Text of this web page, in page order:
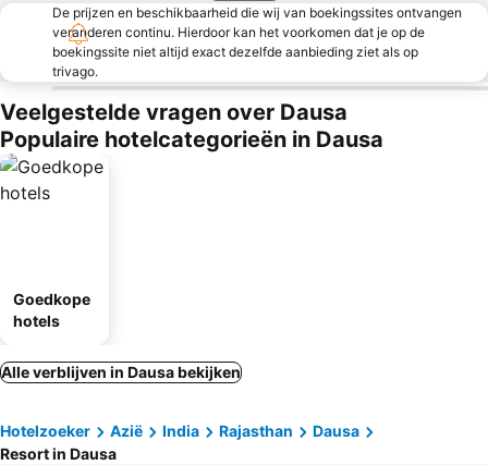
De prijzen en beschikbaarheid die wij van boekingssites ontvangen
veranderen continu. Hierdoor kan het voorkomen dat je op de
boekingssite niet altijd exact dezelfde aanbieding ziet als op
trivago.
Veelgestelde vragen over Dausa
Populaire hotelcategorieën in Dausa
Goedkope
hotels
Alle verblijven in Dausa bekijken
Hotelzoeker Azië India Rajasthan
Dausa
Resort in Dausa